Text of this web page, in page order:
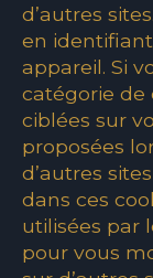
d’autres
en
appareil. Si
catégorie de
ciblées sur
proposées
d’autres
dans ces
utilisées par
pour vous